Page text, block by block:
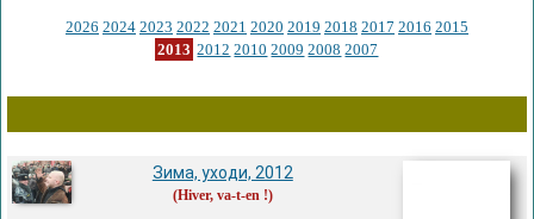
2026 2024 2023 2022 2021 2020 2019 2018 2017 2016 2015
2013 2012 2010 2009 2008 2007
Зима, уходи, 2012
(Hiver, va-t-en !)